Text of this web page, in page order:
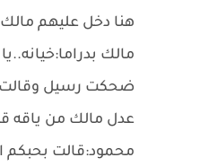
هنا دخل عليهم
مالك
ضحكت رسيل
عدل مالك من ياقه
محمود:قالت بحبكم